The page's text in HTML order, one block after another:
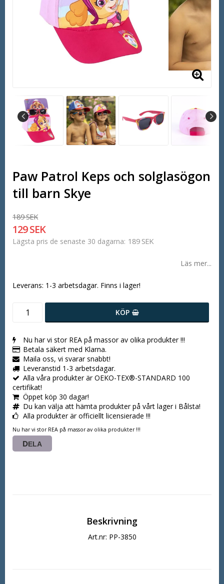
Paw Patrol Keps och solglasögon
till barn Skye
189 SEK
129 SEK
Lägsta pris de senaste 30 dagarna 189 SEK
Läs mer...
Leverans: 1-3 arbetsdagar. Finns i lager!
KÖP
Nu har vi stor REA på massor av olika produkter !!!
Betala säkert med Klarna.
Maila oss, vi svarar snabbt!
Leveranstid 1-3 arbetsdagar.
Alla våra produkter är OEKO-TEX®-STANDARD 100
certifikat!
Öppet köp 30 dagar!
Du kan välja att hämta produkter på vårt lager i Bålsta!
Alla produkter är officiellt licensierade !!!
Nu har vi stor REA på massor av olika produkter !!!
DELA
Beskrivning
Art.nr: PP-3850